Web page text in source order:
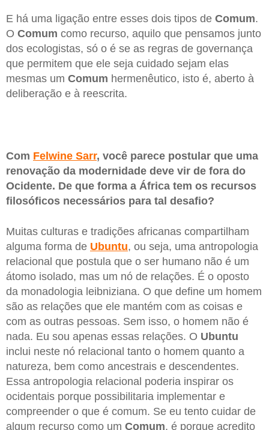
E há uma ligação entre esses dois tipos de Comum.
O Comum como recurso, aquilo que pensamos junto
dos ecologistas, só o é se as regras de governança
que permitem que ele seja cuidado sejam elas
mesmas um Comum hermenêutico, isto é, aberto à
deliberação e à reescrita.
Com Felwine Sarr, você parece postular que uma
renovação da modernidade deve vir de fora do
Ocidente. De que forma a África tem os recursos
filosóficos necessários para tal desafio?
Muitas culturas e tradições africanas compartilham
alguma forma de Ubuntu, ou seja, uma antropologia
relacional que postula que o ser humano não é um
átomo isolado, mas um nó de relações. É o oposto
da monadologia leibniziana. O que define um homem
são as relações que ele mantém com as coisas e
com as outras pessoas. Sem isso, o homem não é
nada. Eu sou apenas essas relações. O Ubuntu
inclui neste nó relacional tanto o homem quanto a
natureza, bem como ancestrais e descendentes.
Essa antropologia relacional poderia inspirar os
ocidentais porque possibilitaria implementar e
compreender o que é comum. Se eu tento cuidar de
algum recurso como um Comum, é porque acredito